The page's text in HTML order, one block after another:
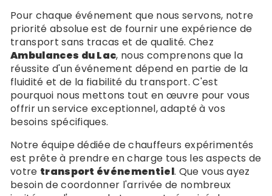
Pour chaque événement que nous servons, notre
priorité absolue est de fournir une expérience de
transport sans tracas et de qualité. Chez
Ambulances du Lac, nous comprenons que la
réussite d'un événement dépend en partie de la
fluidité et de la fiabilité du transport. C'est
pourquoi nous mettons tout en œuvre pour vous
offrir un service exceptionnel, adapté à vos
besoins spécifiques.
Notre équipe dédiée de chauffeurs expérimentés
est prête à prendre en charge tous les aspects de
votre transport événementiel. Que vous ayez
besoin de coordonner l'arrivée de nombreux